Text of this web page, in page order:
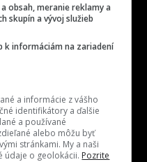
Cenník
obsah, meranie reklamy a
skupín a vývoj služieb
k informáciám na zariadení
a informácie z vášho
identifikátory a ďalšie
a používané
alebo môžu byť
stránkami. My a naši
údaje o geolokácii. Pozrite